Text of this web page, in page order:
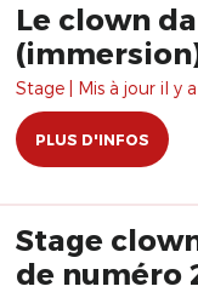
Le clown
Stage | Mis à jour il y
PLUS D'INFOS
Stage
de numéro